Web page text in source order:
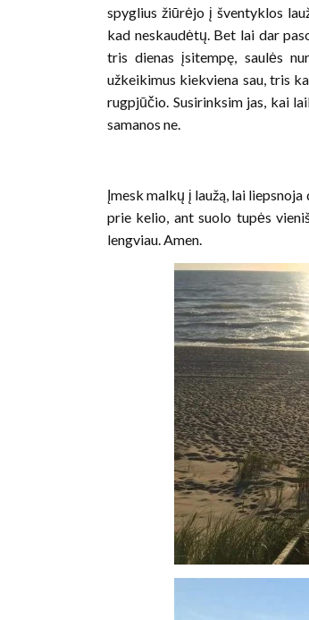
spyglius žiūrėjo į šventyklos
kad neskaudėtų. Bet lai dar
tris dienas įsitempę, saulės
užkeikimus kiekviena sau, tris
rugpjūčio. Susirinksim jas, kai
samanos ne.
Įmesk malkų į laužą, lai
prie kelio, ant suolo tupės
lengviau. Amen.